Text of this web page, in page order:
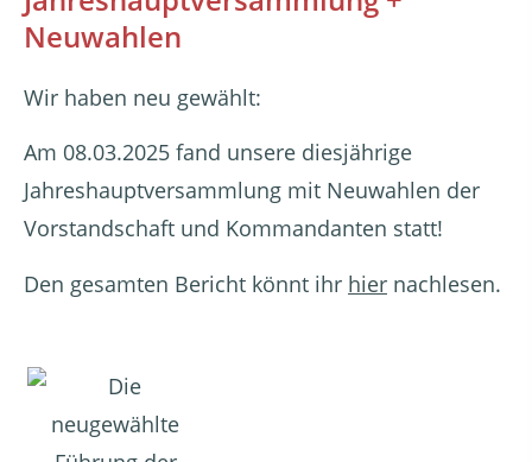
Neuwahlen
Wir haben neu gewählt:
Am 08.03.2025 fand unsere diesjährige
Jahreshauptversammlung mit Neuwahlen der
Vorstandschaft und Kommandanten statt!
Den gesamten Bericht könnt ihr hier nachlesen.